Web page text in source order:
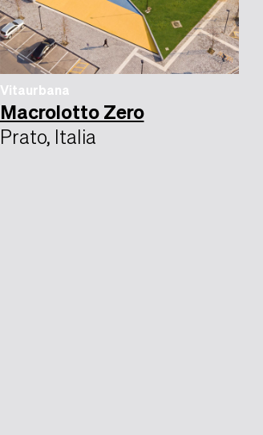
Vitaurbana
Macrolotto Zero
Prato, Italia